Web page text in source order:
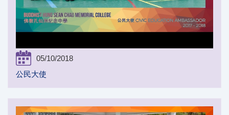
05/10/2018
公民大使